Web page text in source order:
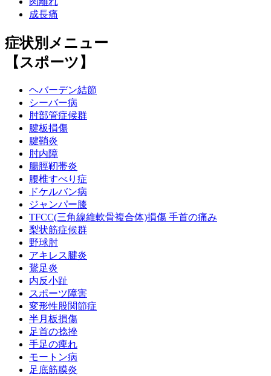
成長痛
症状別メニュー
【スポーツ】
ヘバーデン結節
シーバー病
肘部管症候群
腱板損傷
腱鞘炎
肘内障
腸脛靭帯炎
腰椎すべり症
ドケルバン病
ジャンパー膝
TFCC(三角線維軟骨複合体)損傷 手首の痛み
梨状筋症候群
野球肘
アキレス腱炎
鵞足炎
内反小趾
スポーツ障害
変形性股関節症
半月板損傷
足首の捻挫
手足の痺れ
モートン病
足底筋膜炎